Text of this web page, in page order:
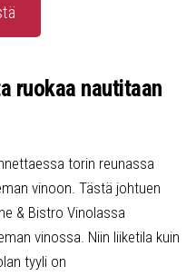
ruokaa nautitaan
torin reunassa
vinoon. Tästä johtuen
& Bistro Vinolassa
vinossa. Niin liiketila kuin
tyyli on